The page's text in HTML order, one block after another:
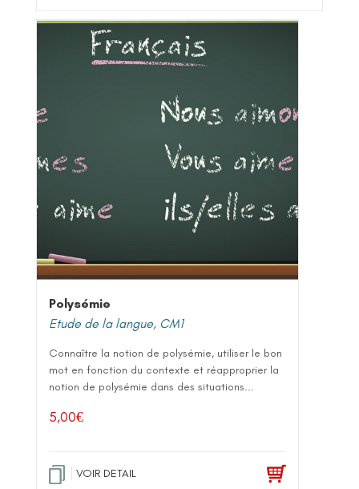
Polysémie
Etude de la langue, CM1
Connaître la notion de polysémie, utiliser le bon
mot en fonction du contexte et réapproprier la
notion de polysémie dans des situations...
5,00€
VOIR DETAIL